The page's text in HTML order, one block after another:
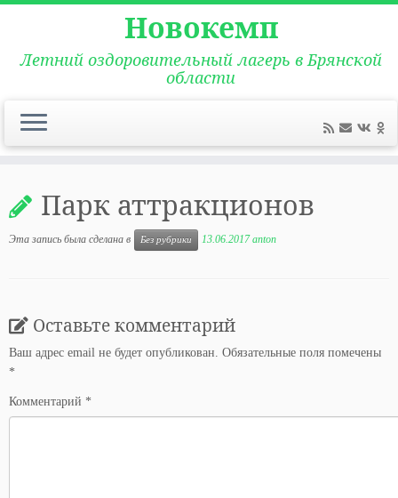
содержимому
Новокемп
Летний оздоровительный лагерь в Брянской
области
Парк аттракционов
Эта запись была сделана в Без рубрики 13.06.2017 anton
Оставьте комментарий
Ваш адрес email не будет опубликован. Обязательные поля помечены
*
Комментарий *